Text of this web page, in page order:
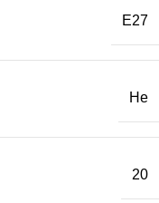
E27
Не
20